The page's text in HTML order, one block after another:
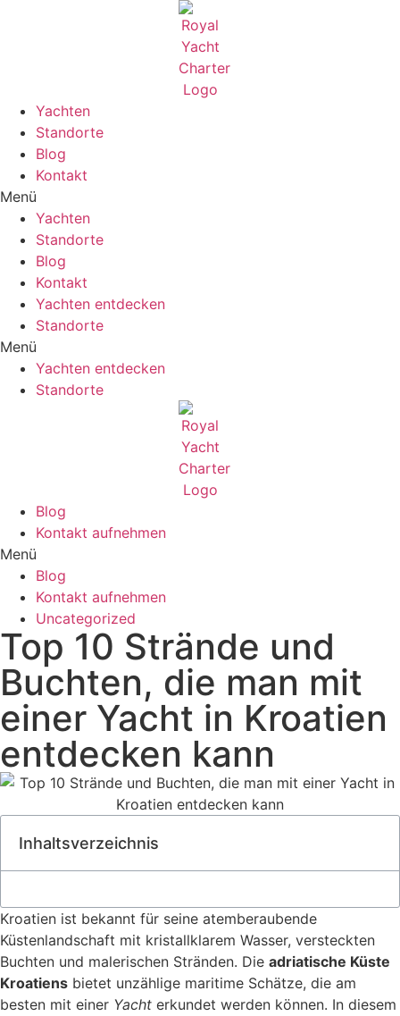
Yachten
Standorte
Blog
Kontakt
Menü
Yachten
Standorte
Blog
Kontakt
Yachten entdecken
Standorte
Menü
Yachten entdecken
Standorte
Blog
Kontakt aufnehmen
Menü
Blog
Kontakt aufnehmen
Uncategorized
Top 10 Strände und
Buchten, die man mit
einer Yacht in Kroatien
entdecken kann
Inhaltsverzeichnis
Kroatien ist bekannt für seine atemberaubende
Küstenlandschaft mit kristallklarem Wasser, versteckten
Buchten und malerischen Stränden. Die adriatische Küste
Kroatiens bietet unzählige maritime Schätze, die am
besten mit einer Yacht erkundet werden können. In diesem